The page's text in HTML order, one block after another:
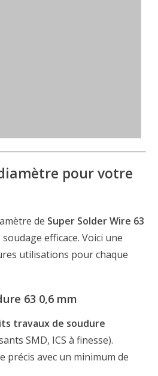
pour votre
de Super Solder Wire 63
efficace. Voici une
utilisations pour chaque
63 0,6 mm
travaux de soudure
SMD, ICS à finesse).
précis avec un minimum de